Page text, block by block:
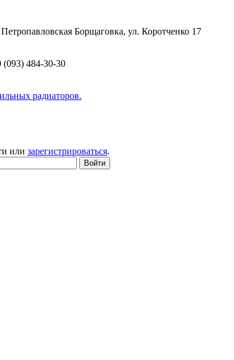
Борщаговка, ул. Коротченко 17
(093) 484-30-30
или зарегистрироваться.